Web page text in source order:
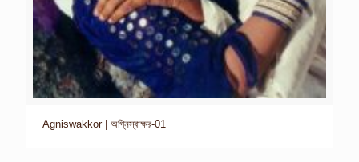
Agniswakkor | অগ্নিস্বাক্ষর-01